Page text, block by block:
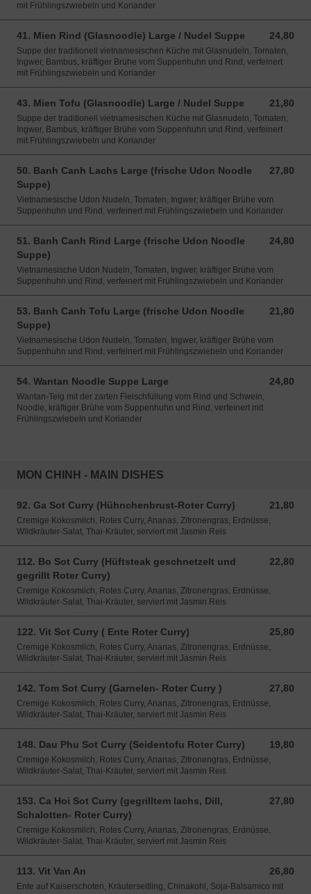
mit Frühlingszwiebeln und Koriander
41. Mien Rind (Glasnoodle) Large / Nudel Suppe 24,80
24,80 EUR
Suppe der traditionell vietnamesischen Küche mit Glasnudeln, Tomaten,
Ingwer, Bambus, kräftiger Brühe vom Suppenhuhn und Rind, verfeinert
mit Frühlingszwiebeln und Koriander
43. Mien Tofu (Glasnoodle) Large / Nudel Suppe 21,80
21,80 EUR
Suppe der traditionell vietnamesischen Küche mit Glasnudeln, Tomaten,
Ingwer, Bambus, kräftiger Brühe vom Suppenhuhn und Rind, verfeinert
mit Frühlingszwiebeln und Koriander
50. Banh Canh Lachs Large (frische Udon Noodle
Suppe)
27,80
27,80 EUR
Vietnamesische Udon Nudeln, Tomaten, Ingwer, kräftiger Brühe vom
Suppenhuhn und Rind, verfeinert mit Frühlingszwiebeln und Koriander
51. Banh Canh Rind Large (frische Udon Noodle
Suppe)
24,80
24,80 EUR
Vietnamesische Udon Nudeln, Tomaten, Ingwer, kräftiger Brühe vom
Suppenhuhn und Rind, verfeinert mit Frühlingszwiebeln und Koriander
53. Banh Canh Tofu Large (frische Udon Noodle
Suppe)
21,80
21,80 EUR
Vietnamesische Udon Nudeln, Tomaten, Ingwer, kräftiger Brühe vom
Suppenhuhn und Rind, verfeinert mit Frühlingszwiebeln und Koriander
54. Wantan Noodle Suppe Large 24,80
24,80 EUR
Wantan-Teig mit der zarten Fleischfüllung vom Rind und Schwein,
Noodle, kräftiger Brühe vom Suppenhuhn und Rind, verfeinert mit
Frühlingszwiebeln und Koriander
MON CHINH - MAIN DISHES
92. Ga Sot Curry (Hühnchenbrust-Roter Curry) 21,80
21,80 EUR
Cremige Kokosmilch, Rotes Curry, Ananas, Zitronengras, Erdnüsse,
Wildkräuter-Salat, Thai-Kräuter, serviert mit Jasmin Reis
112. Bo Sot Curry (Hüftsteak geschnetzelt und
gegrillt Roter Curry)
22,80
22,80 EUR
Cremige Kokosmilch, Rotes Curry, Ananas, Zitronengras, Erdnüsse,
Wildkräuter-Salat, Thai-Kräuter, serviert mit Jasmin Reis
122. Vit Sot Curry ( Ente Roter Curry) 25,80
25,80 EUR
Cremige Kokosmilch, Rotes Curry, Ananas, Zitronengras, Erdnüsse,
Wildkräuter-Salat, Thai-Kräuter, serviert mit Jasmin Reis
142. Tom Sot Curry (Garnelen- Roter Curry ) 27,80
27,80 EUR
Cremige Kokosmilch, Rotes Curry, Ananas, Zitronengras, Erdnüsse,
Wildkräuter-Salat, Thai-Kräuter, serviert mit Jasmin Reis
148. Dau Phu Sot Curry (Seidentofu Roter Curry) 19,80
19,80 EUR
Cremige Kokosmilch, Rotes Curry, Ananas, Zitronengras, Erdnüsse,
Wildkräuter-Salat, Thai-Kräuter, serviert mit Jasmin Reis
153. Ca Hoi Sot Curry (gegrilltem lachs, Dill,
Schalotten- Roter Curry)
27,80
27,80 EUR
Cremige Kokosmilch, Rotes Curry, Ananas, Zitronengras, Erdnüsse,
Wildkräuter-Salat, Thai-Kräuter, serviert mit Jasmin Reis
113. Vit Van An 26,80
26,80 EUR
Ente auf Kaiserschoten, Kräuterseitling, Chinakohl, Soja-Balsamico mit